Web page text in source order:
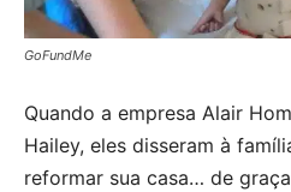
GoFundMe
Quando a empresa Alair
Hailey, eles disseram à
reformar sua casa… de